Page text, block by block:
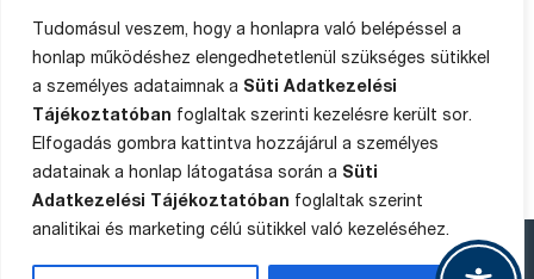
Tudomásul veszem, hogy a honlapra való belépéssel a
honlap működéshez elengedhetetlenül szükséges sütikkel
a személyes adataimnak a Süti Adatkezelési
Tájékoztatóban foglaltak szerinti kezelésre került sor.
Elfogadás gombra kattintva hozzájárul a személyes
adatainak a honlap látogatása során a Süti
Adatkezelési Tájékoztatóban foglaltak szerint
analitikai és marketing célú sütikkel való kezeléséhez.
Private Banking
Ügyféltájékoztató
Sütik
Impresszum
Panaszkezelés
Oldaltérkép
Copyright © 2015-2025 SPB Befektetési Zrt.